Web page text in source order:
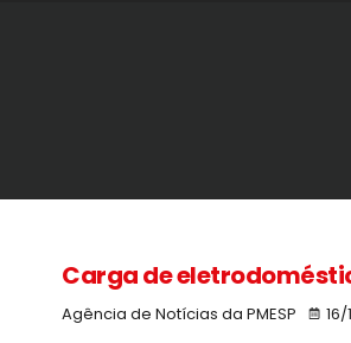
Carga de
Agência de Notícias da PMESP